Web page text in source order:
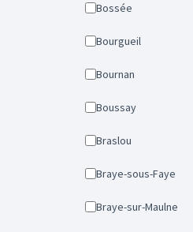
Bossée
Bourgueil
Bournan
Boussay
Braslou
Braye-sous-Faye
Braye-sur-Maulne